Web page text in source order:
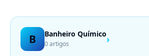
B Banheiro Químico
0 artigos ›